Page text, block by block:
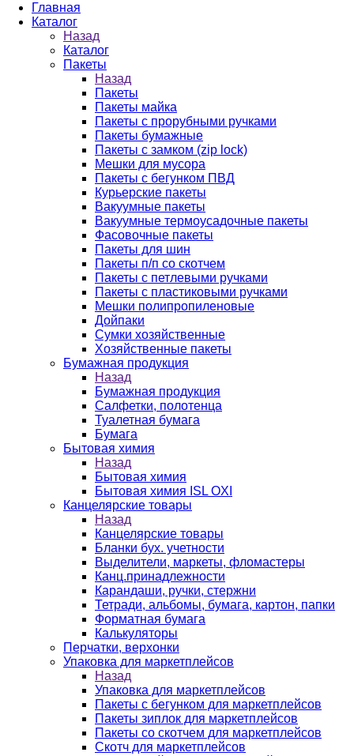
Главная
Каталог
Назад
Каталог
Пакеты
Назад
Пакеты
Пакеты майка
Пакеты с прорубными ручками
Пакеты бумажные
Пакеты с замком (zip lock)
Мешки для мусора
Пакеты с бегунком ПВД
Курьерские пакеты
Вакуумные пакеты
Вакуумные термоусадочные пакеты
Фасовочные пакеты
Пакеты для шин
Пакеты п/п со скотчем
Пакеты с петлевыми ручками
Пакеты с пластиковыми ручками
Мешки полипропиленовые
Дойпаки
Сумки хозяйственные
Хозяйственные пакеты
Бумажная продукция
Назад
Бумажная продукция
Салфетки, полотенца
Туалетная бумага
Бумага
Бытовая химия
Назад
Бытовая химия
Бытовая химия ISL OXI
Канцелярские товары
Назад
Канцелярские товары
Бланки бух. учетности
Выделители, маркеты, фломастеры
Канц.принадлежности
Карандаши, ручки, стержни
Тетради, альбомы, бумага, картон, папки
Форматная бумага
Калькуляторы
Перчатки, верхонки
Упаковка для маркетплейсов
Назад
Упаковка для маркетплейсов
Пакеты с бегунком для маркетплейсов
Пакеты зиплок для маркетплейсов
Пакеты со скотчем для маркетплейсов
Скотч для маркетплейсов